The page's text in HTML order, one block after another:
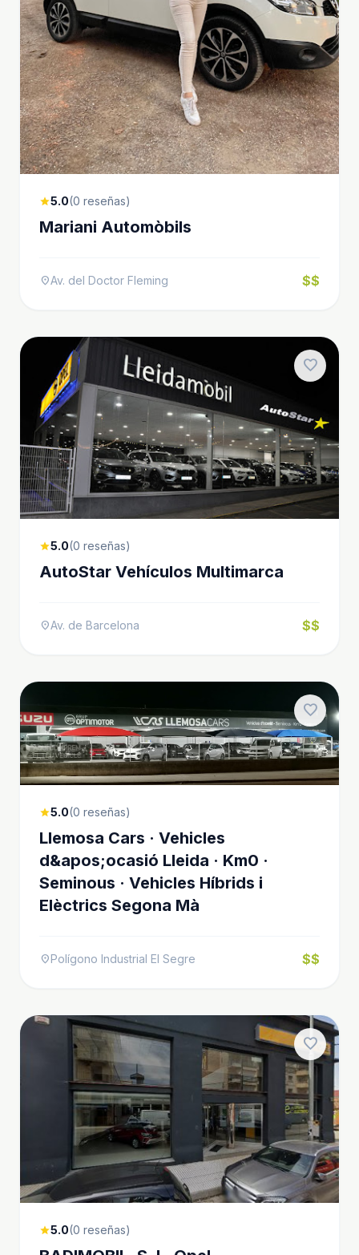
star5.0(0 reseñas)
Mariani Automòbils
location_onAv. del Doctor Fleming $$
favorite
star5.0(0 reseñas)
AutoStar Vehículos Multimarca
location_onAv. de Barcelona $$
favorite
star5.0(0 reseñas)
Llemosa Cars · Vehicles
d&apos;ocasió Lleida · Km0 ·
Seminous · Vehicles Híbrids i
Elèctrics Segona Mà
location_onPolígono Industrial El Segre $$
favorite
star5.0(0 reseñas)